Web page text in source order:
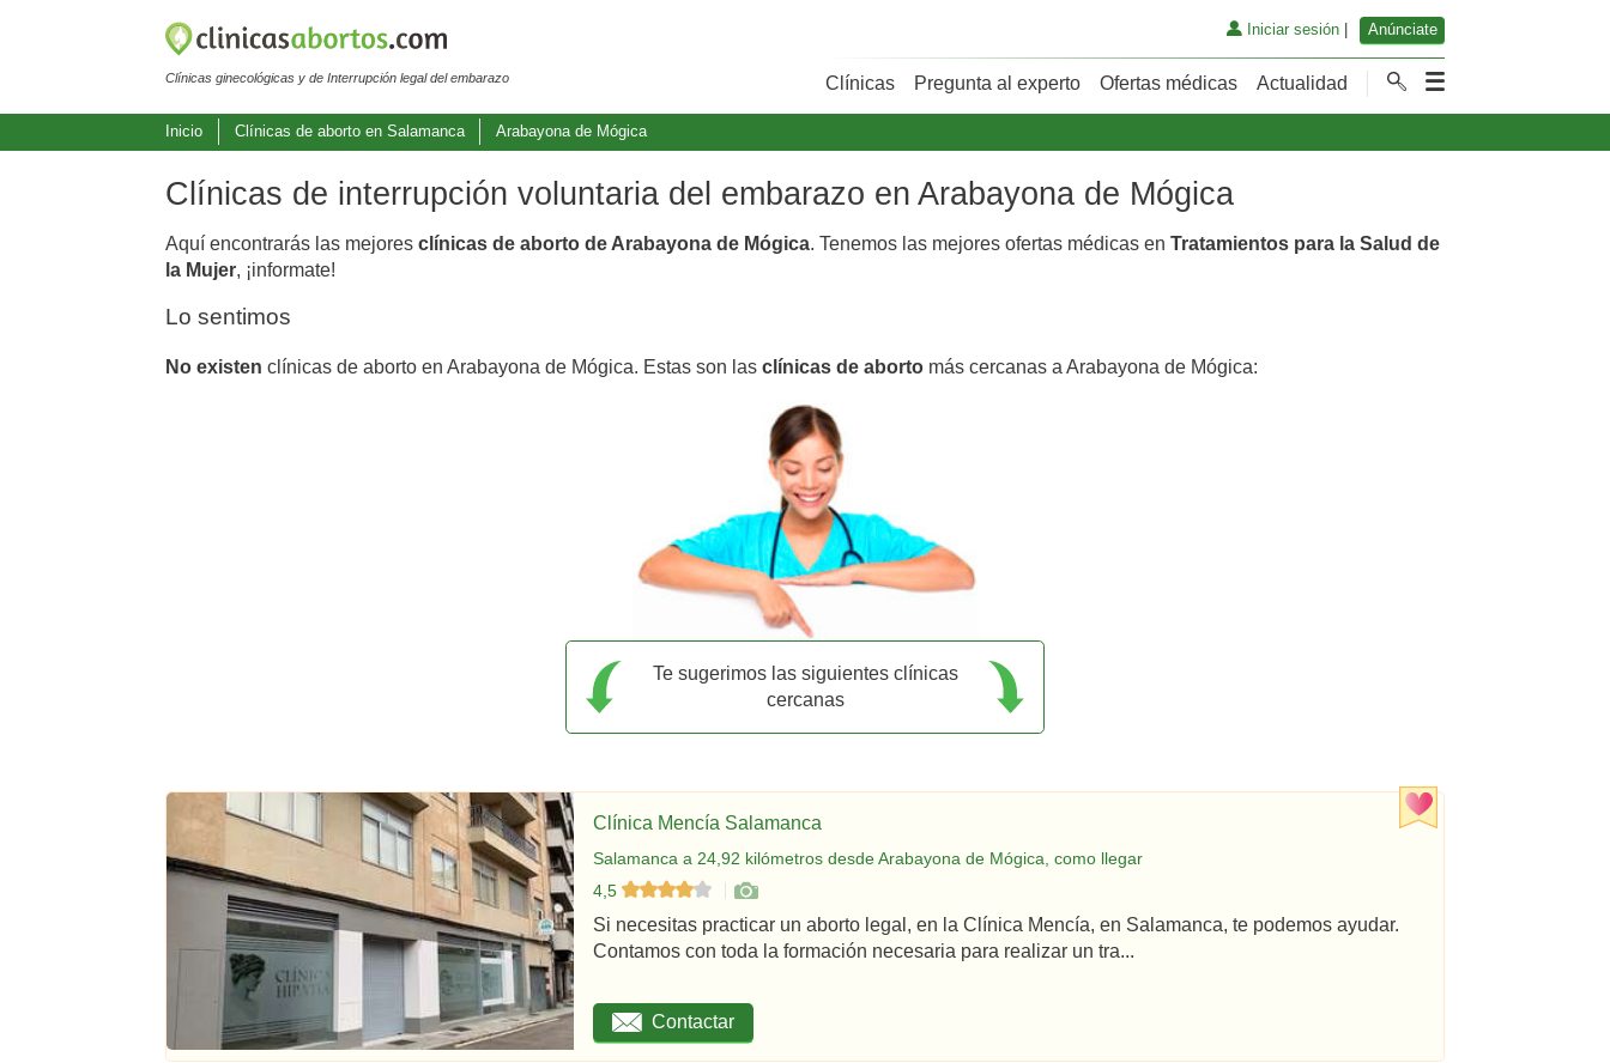
Clínicas ginecológicas y de Interrupción legal del embarazo
Iniciar sesión| Anúnciate
Clínicas Pregunta al experto Ofertas médicas Actualidad
Inicio Clínicas de aborto en Salamanca Arabayona de Mógica
Clínicas de interrupción voluntaria del embarazo en Arabayona de Mógica
Aquí encontrarás las mejores clínicas de aborto de Arabayona de Mógica. Tenemos las mejores ofertas médicas en Tratamientos para la Salud de
la Mujer, ¡informate!
Lo sentimos
No existen clínicas de aborto en Arabayona de Mógica. Estas son las clínicas de aborto más cercanas a Arabayona de Mógica:
Te sugerimos las siguientes clínicas
cercanas
Clínica Mencía Salamanca
Salamanca a 24,92 kilómetros desde Arabayona de Mógica, como llegar
4,5
Si necesitas practicar un aborto legal, en la Clínica Mencía, en Salamanca, te podemos ayudar.
Contamos con toda la formación necesaria para realizar un tra...
Contactar